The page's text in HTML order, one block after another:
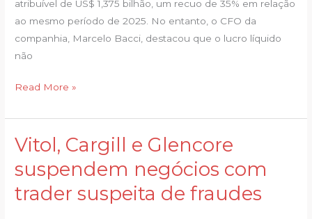
atribuível de US$ 1,375 bilhão, um recuo de 35% em relação
ao mesmo período de 2025. No entanto, o CFO da
companhia, Marcelo Bacci, destacou que o lucro líquido
não
Read More »
Vitol, Cargill e Glencore
suspendem negócios com
trader suspeita de fraudes
Vitol,
e
Glencore